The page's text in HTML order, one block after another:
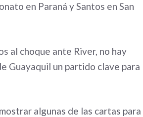
en Paraná y Santos en San
al choque ante River, no hay
Guayaquil un partido clave para
algunas de las cartas para